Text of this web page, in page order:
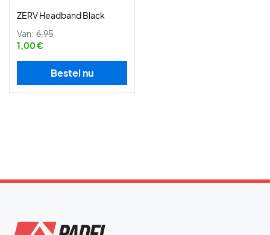
ZERV Headband Black
Van: 6,95
1,00 €
Bestel nu